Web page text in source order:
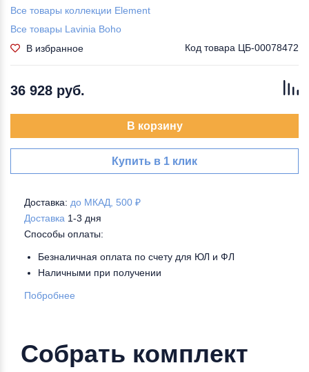
Все товары коллекции Element
Все товары Lavinia Boho
В избранное
Код товара ЦБ-00078472
36 928 руб.
В корзину
Купить в 1 клик
Доставка: до МКАД, 500 ₽
Доставка 1-3 дня
Способы оплаты:
Безналичная оплата по счету для ЮЛ и ФЛ
Наличными при получении
Побробнее
Собрать комплект